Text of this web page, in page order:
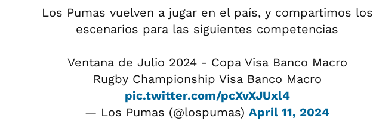
Los Pumas vuelven a jugar en el país, y compartimos los
escenarios para las siguientes competencias
Ventana de Julio 2024 - Copa Visa Banco Macro
Rugby Championship Visa Banco Macro
pic.twitter.com/pcXvXJUxl4
— Los Pumas (@lospumas) April 11, 2024